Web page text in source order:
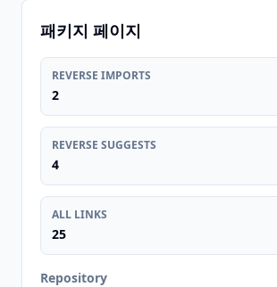
패키지 페이지
REVERSE IMPORTS
2
REVERSE SUGGESTS
4
ALL LINKS
25
Repository